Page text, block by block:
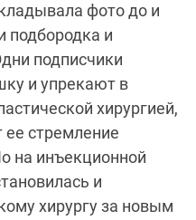
фото до и
подбородка и
подписчики
и упрекают в
хирургией,
стремление
на инъекционной
и
хирургу за новым